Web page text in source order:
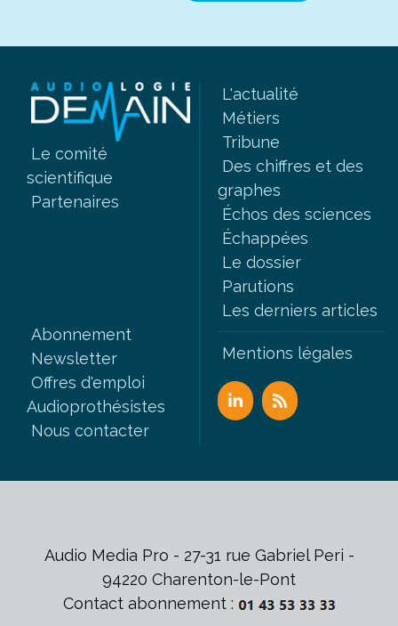
Le comité
scientifique
Partenaires
L'actualité
Métiers
Tribune
Des chiffres et des
graphes
Échos des sciences
Échappées
Le dossier
Parutions
Les derniers articles
Abonnement
Newsletter
Offres d'emploi
Audioprothésistes
Nous contacter
Mentions légales
Audio Media Pro - 27-31 rue Gabriel Peri -
94220 Charenton-le-Pont
Contact abonnement :